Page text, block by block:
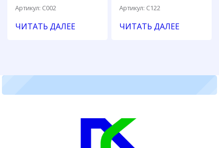
Артикул: С002
ЧИТАТЬ ДАЛЕЕ
Артикул: С122
ЧИТАТЬ ДАЛЕЕ